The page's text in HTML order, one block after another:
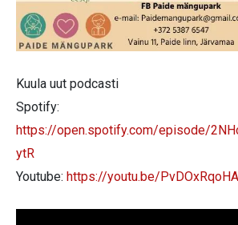
Kuula uut podcasti
Spotify:
https://open.spotify.com/episode/
ytR
Youtube: https://youtu.be/